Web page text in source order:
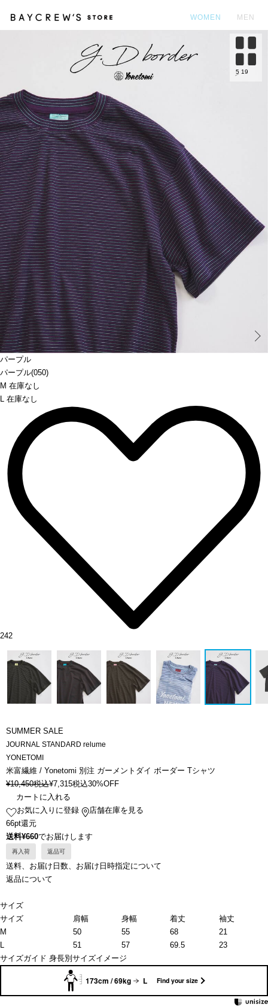
WOMEN MEN
パープル
パープル(050)
M 在庫なし
L 在庫なし
Prev
5 19
242
SUMMER SALE
JOURNAL STANDARD relume
YONETOMI
米富繊維 / Yonetomi 別注 ガーメントダイ ボーダー Tシャツ
¥10,450税込¥7,315税込30%OFF
カートに入れる
お気に入りに登録
店舗在庫を見る
66pt還元
送料¥660でお届けします
再入荷 返品可
送料、お届け日数、お届け日時指定について
返品について
サイズ
サイズ
肩幅 身幅 着丈
袖丈
M
50 55 68
21
L
51 57 69.5
23
サイズガイド 身長別サイズイメージ
173cm / 69kg L Find your size